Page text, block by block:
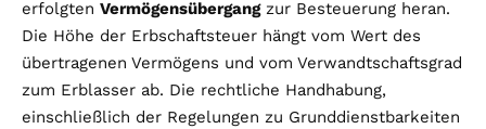
erfolgten Vermögensübergangzur Besteuerung heran.
Die Höhe der Erbschaftsteuer hängt vom Wert des
übertragenen Vermögens und vom Verwandtschaftsgrad
zum Erblasser ab. Die rechtliche Handhabung,
einschließlich der Regelungen zu Grunddienstbarkeiten